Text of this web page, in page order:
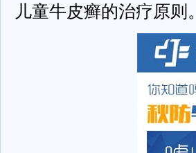
儿童牛皮癣的治疗原则。